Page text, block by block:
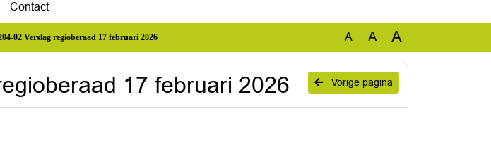
Contact
02 Verslag regioberaad 17 februari 2026 A A A
Vorige pagina
17 februari 2026